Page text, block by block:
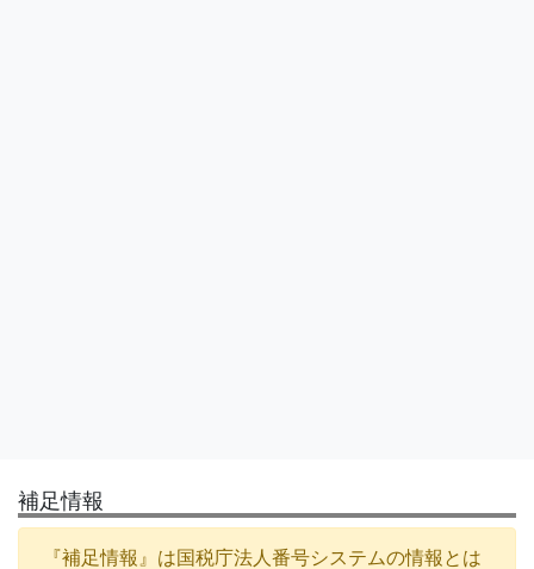
補足情報
『補足情報』は国税庁法人番号システムの情報とは